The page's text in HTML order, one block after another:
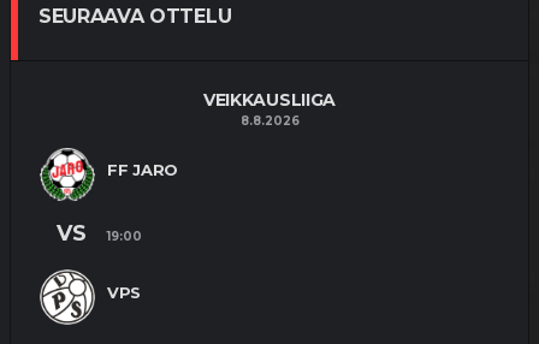
SEURAAVA OTTELU
VEIKKAUSLIIGA
8.8.2026
FF JARO
VPS
VS 19:00